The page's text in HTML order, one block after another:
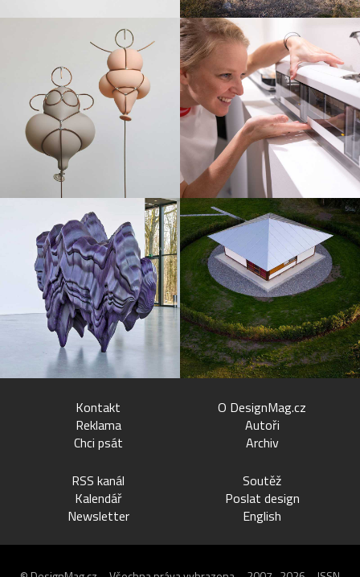
Kontakt
Reklama
Chci psát
O DesignMag.cz
Autoři
Archiv
RSS kanál
Kalendář
Newsletter
Soutěž
Poslat design
English